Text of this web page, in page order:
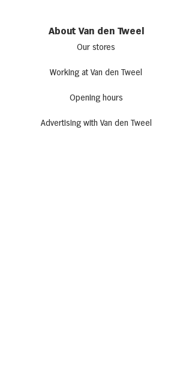
About Van den Tweel
Our stores
Working at Van den Tweel
Opening hours
Advertising with Van den Tweel